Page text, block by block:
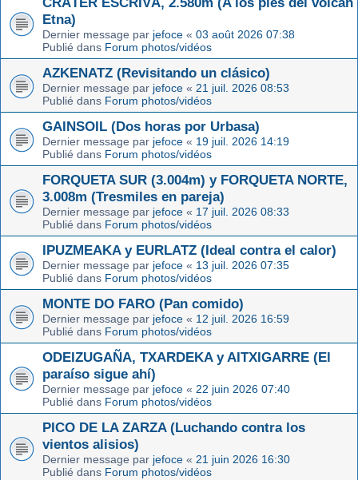
Etna)
Dernier message par jefoce « 03 août 2026 07:38
Publié dans Forum photos/vidéos
AZKENATZ (Revisitando un clásico)
Dernier message par jefoce « 21 juil. 2026 08:53
Publié dans Forum photos/vidéos
GAINSOIL (Dos horas por Urbasa)
Dernier message par jefoce « 19 juil. 2026 14:19
Publié dans Forum photos/vidéos
FORQUETA SUR (3.004m) y FORQUETA NORTE,
3.008m (Tresmiles en pareja)
Dernier message par jefoce « 17 juil. 2026 08:33
Publié dans Forum photos/vidéos
IPUZMEAKA y EURLATZ (Ideal contra el calor)
Dernier message par jefoce « 13 juil. 2026 07:35
Publié dans Forum photos/vidéos
MONTE DO FARO (Pan comido)
Dernier message par jefoce « 12 juil. 2026 16:59
Publié dans Forum photos/vidéos
ODEIZUGAÑA, TXARDEKA y AITXIGARRE (El
paraíso sigue ahí)
Dernier message par jefoce « 22 juin 2026 07:40
Publié dans Forum photos/vidéos
PICO DE LA ZARZA (Luchando contra los
vientos alisios)
Dernier message par jefoce « 21 juin 2026 16:30
Publié dans Forum photos/vidéos